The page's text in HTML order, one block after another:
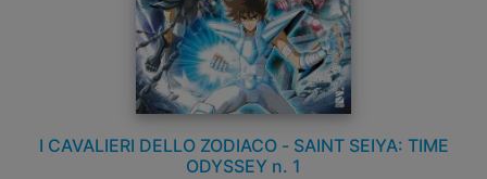
I CAVALIERI DELLO ZODIACO - SAINT SEIYA: TIME
ODYSSEY n. 1